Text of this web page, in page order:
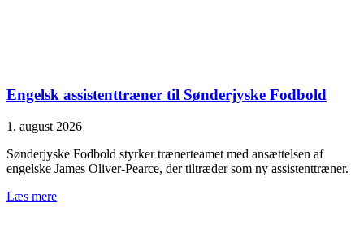
Engelsk assistenttræner til Sønderjyske Fodbold
1. august 2026
Sønderjyske Fodbold styrker trænerteamet med ansættelsen af
engelske James Oliver-Pearce, der tiltræder som ny assistenttræner.
Læs mere